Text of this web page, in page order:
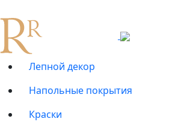
Лепной декор
Напольные покрытия
Краски